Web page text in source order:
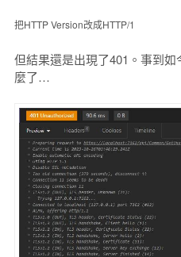
把HTTP Version改成HTTP/1
但結果還是出現了401。事到
麼了…